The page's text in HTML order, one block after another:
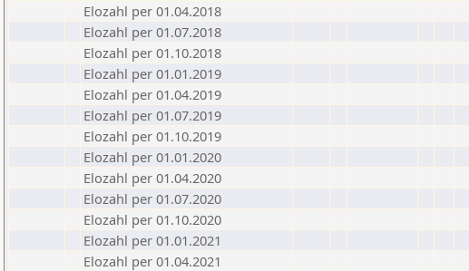
Elozahl per 01.04.2018
Elozahl per 01.07.2018
Elozahl per 01.10.2018
Elozahl per 01.01.2019
Elozahl per 01.04.2019
Elozahl per 01.07.2019
Elozahl per 01.10.2019
Elozahl per 01.01.2020
Elozahl per 01.04.2020
Elozahl per 01.07.2020
Elozahl per 01.10.2020
Elozahl per 01.01.2021
Elozahl per 01.04.2021